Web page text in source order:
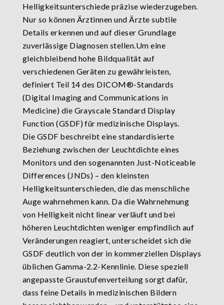
Helligkeitsunterschiede präzise wiederzugeben.
Nur so können Ärztinnen und Ärzte subtile
Details erkennen und auf dieser Grundlage
zuverlässige Diagnosen stellen.Um eine
gleichbleibend hohe Bildqualität auf
verschiedenen Geräten zu gewährleisten,
definiert Teil 14 des DICOM®-Standards
(Digital Imaging and Communications in
Medicine) die Grayscale Standard Display
Function (GSDF) für medizinische Displays.
Die GSDF beschreibt eine standardisierte
Beziehung zwischen der Leuchtdichte eines
Monitors und den sogenannten Just-Noticeable
Differences (JNDs) – den kleinsten
Helligkeitsunterschieden, die das menschliche
Auge wahrnehmen kann. Da die Wahrnehmung
von Helligkeit nicht linear verläuft und bei
höheren Leuchtdichten weniger empfindlich auf
Veränderungen reagiert, unterscheidet sich die
GSDF deutlich von der in kommerziellen Displays
üblichen Gamma-2.2-Kennlinie. Diese speziell
angepasste Graustufenverteilung sorgt dafür,
dass feine Details in medizinischen Bildern